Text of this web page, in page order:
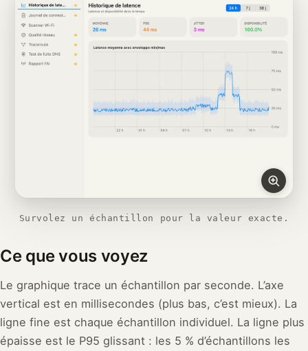
Survolez un échantillon pour la valeur exacte.
Ce que vous voyez
Le graphique trace un échantillon par seconde. L’axe
vertical est en millisecondes (plus bas, c’est mieux). La
ligne fine est chaque échantillon individuel. La ligne plus
épaisse est le P95 glissant : les 5 % d’échantillons les